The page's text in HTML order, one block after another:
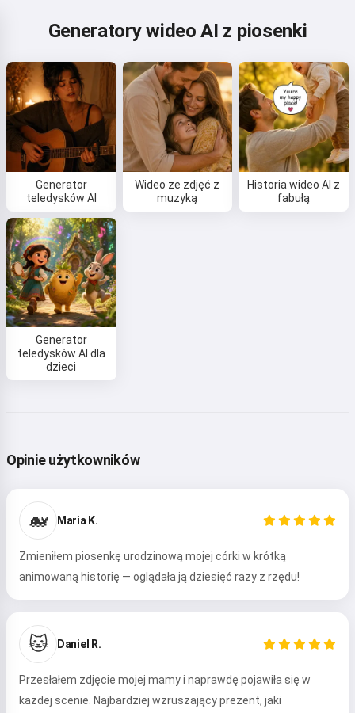
Generatory wideo AI z piosenki
Generator
teledysków AI
Wideo ze zdjęć z
muzyką
Historia wideo AI z
fabułą
Generator
teledysków AI dla
dzieci
Opinie użytkowników
🐋 Maria K.
Zmieniłem piosenkę urodzinową mojej córki w krótką
animowaną historię — oglądała ją dziesięć razy z rzędu!
🐱 Daniel R.
Przesłałem zdjęcie mojej mamy i naprawdę pojawiła się w
każdej scenie. Najbardziej wzruszający prezent, jaki